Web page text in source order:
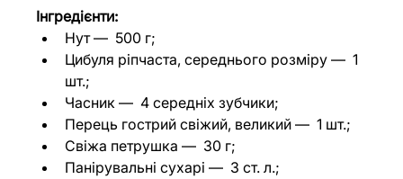
Інгредієнти:
Нут — 500 г;
Цибуля ріпчаста, середнього розміру — 1
шт.;
Часник — 4 середніх зубчики;
Перець гострий свіжий, великий — 1 шт.;
Свіжа петрушка — 30 г;
Панірувальні сухарі — 3 ст. л.;